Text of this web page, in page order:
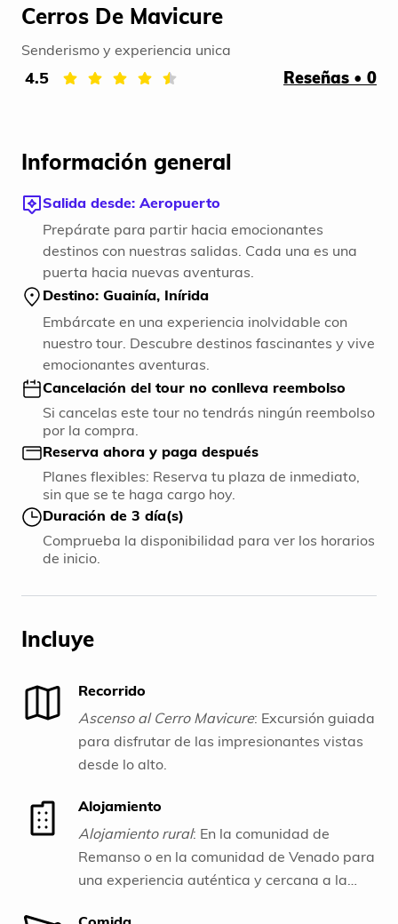
Cerros De Mavicure
Senderismo y experiencia unica
4.5 Reseñas • 0
Información general
Salida desde: Aeropuerto
Prepárate para partir hacia emocionantes
destinos con nuestras salidas. Cada una es una
puerta hacia nuevas aventuras.
Destino: Guainía, Inírida
Embárcate en una experiencia inolvidable con
nuestro tour. Descubre destinos fascinantes y vive
emocionantes aventuras.
Cancelación del tour no conlleva reembolso
Si cancelas este tour no tendrás ningún reembolso
por la compra.
Reserva ahora y paga después
Planes flexibles: Reserva tu plaza de inmediato,
sin que se te haga cargo hoy.
Duración de 3 día(s)
Comprueba la disponibilidad para ver los horarios
de inicio.
Incluye
Recorrido
Ascenso al Cerro Mavicure: Excursión guiada
para disfrutar de las impresionantes vistas
desde lo alto.
Exploración de la biodiversidad local y
paisajes únicos.
Aventura de pesca artesanal: Participa en
una experiencia pesquera tradicional junto a
Alojamiento
Alojamiento rural: En la comunidad de
Remanso o en la comunidad de Venado para
una experiencia auténtica y cercana a la